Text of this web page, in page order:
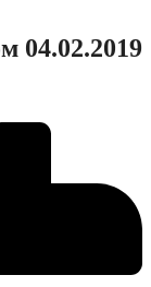
04.02.2019